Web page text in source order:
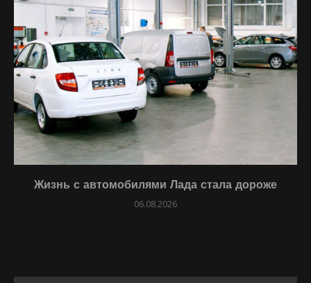
Жизнь с автомобилями Лада стала дороже
06.08.2026